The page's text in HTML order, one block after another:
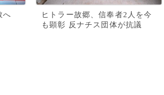
へ
ヒトラー故郷、信奉者2人を今
も顕彰 反ナチス団体が抗議